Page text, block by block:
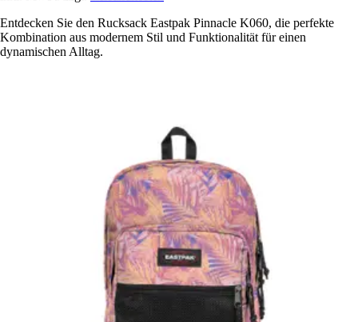
Entdecken Sie den Rucksack Eastpak Pinnacle K060, die perfekte
Kombination aus modernem Stil und Funktionalität für einen
dynamischen Alltag.